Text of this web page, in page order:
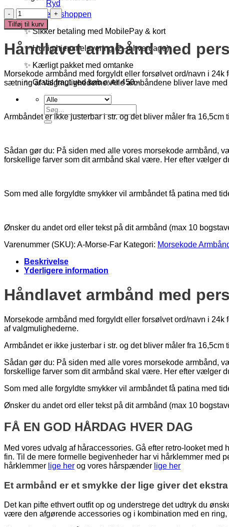
Tilbage til shoppen
✨ Sikker betaling med MobilePay & kort
✨ Hurtig hjemmelevering (2–4 hverdage)
✨ Kærligt pakket med omtanke
✨ Gratis fragt ved køb over 450,-
Søg
efter:
Ryd
Morsekode
Armbånd
-
Far
antal
Tilføj til kurv
Håndlavet armbånd med
Morsekode armbånd med forgyldt eller forsølvet ord/navn i
sætning af valgmulighederne. Alle armbåndene bliver lave
Armbåndet er ikke justerbar i str. og det bliver måler fra
Sådan gør du: På siden med alle vores morsekode armbånd,
forskellige farver som dit armbånd skal være. Her efter vælger
Som med alle forgyldte smykker vil armbåndet få patina med
Ønsker du andet ord eller tekst på dit armbånd (max 10
Varenummer (SKU): A-Morse-Far Kategori: Morsekode
Beskrivelse
Yderligere information
Håndlavet armbånd med
Morsekode armbånd med forgyldt eller forsølvet ord/navn i
af valgmulighederne.
Armbåndet er ikke justerbar i str. og det bliver måler fra
Sådan gør du: På siden med alle vores morsekode armbånd,
forskellige farver som dit armbånd skal være. Her efter vælger
Som med alle forgyldte smykker vil armbåndet få patina med
Ønsker du andet ord eller tekst på dit armbånd (max 10
FÅ EN GOD HÅRDAG HVER DAG
Med vores udvalg af håraccessories. Gå efter retro-looket
fin. Til de mere formelle begivenheder har vi hårklemmer med
hårklemmer lige her og vores hårspænder lige her
Et armbånd er et smykke der lige giver det ekstra
Det kan pifte ethvert outfit op og understrege det udtryk du
være den afgørende accessories og i kombination med en